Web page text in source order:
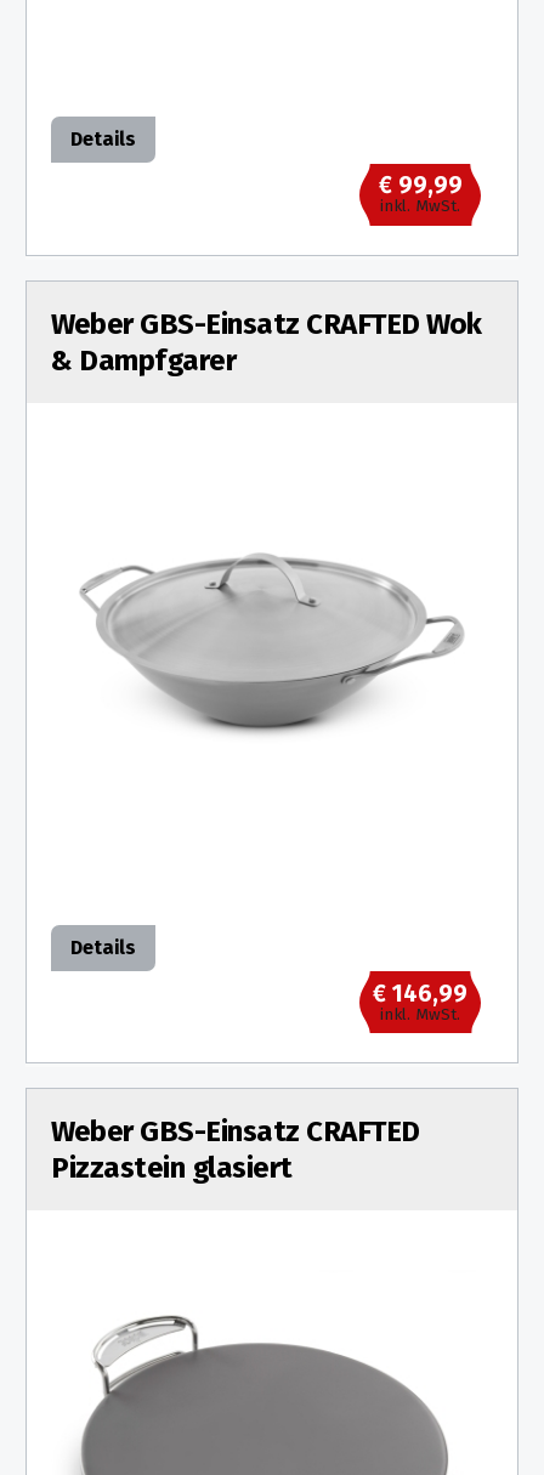
Details
€ 99,99
inkl. MwSt.
Weber GBS-Einsatz CRAFTED Wok
& Dampfgarer
Details
€ 146,99
inkl. MwSt.
Weber GBS-Einsatz CRAFTED
Pizzastein glasiert